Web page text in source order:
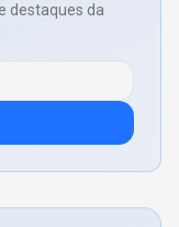
destaques da